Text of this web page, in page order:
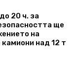
20 ч. за
ще
на
над 12 т